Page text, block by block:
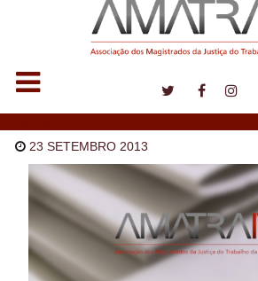
23 SETEMBRO 2013